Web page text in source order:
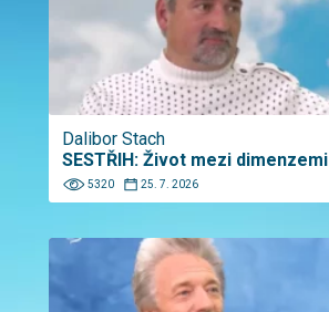
Dalibor Stach
SESTŘIH: Život mezi dimenzemi
5320 25. 7. 2026